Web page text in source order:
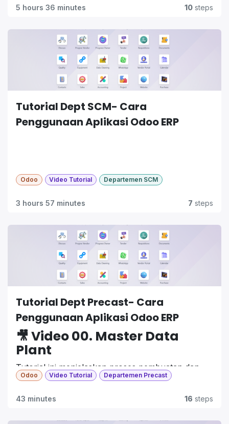
02. Salary
03. New Salary
Rules
04. Create
Contract
05. Input Lembur
Payment
08. Input Rapel
Gaji
09. Confirm
Payslip Payment
oleh Kepala
Departemen HC
5 hours 36 minutes 10 steps
Tutorial Dept SCM- Cara
Penggunaan Aplikasi Odoo ERP
Odoo Video Tutorial Departemen SCM
3 hours 57 minutes 7 steps
Tutorial Dept Precast- Cara
Penggunaan Aplikasi Odoo ERP
🎥 Video 00. Master Data
Plant
Tutorial ini menjelaskan proses pembuatan dan
pengelolaanMaster Data Plantdalam sistem ERP
lokasi produksi dan distribusi.
Odoo Video Tutorial Departemen Precast
43 minutes 16 steps